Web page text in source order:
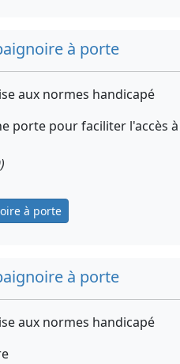
à porte
aux normes handicapé
porte pour faciliter l'accès
à porte
à porte
aux normes handicapé